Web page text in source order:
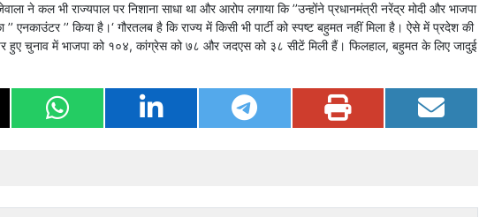
ने कल भी राज्यपाल पर निशाना साधा था और आरोप लगाया कि ’’उन्होंने प्रधानमंत्री नरेंद्र मोदी और भाजपा
एनकाउंटर ’’ किया है।‘ गौरतलब है कि राज्य में किसी भी पार्टी को स्पष्ट बहुमत नहीं मिला है। ऐसे में प्रदेश की
हुए चुनाव में भाजपा को १०४, कांग्रेस को ७८ और जदएस को ३८ सीटें मिली हैं। फिलहाल, बहुमत के लिए जादुई